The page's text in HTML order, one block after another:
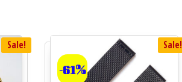
Sale! Sale!
-61%